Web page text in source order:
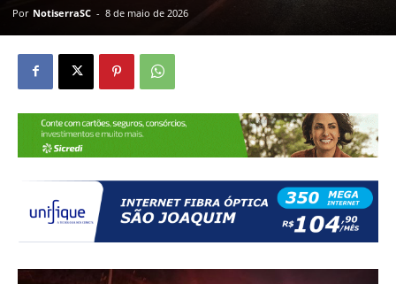
Por NotiserraSC - 8 de maio de 2026